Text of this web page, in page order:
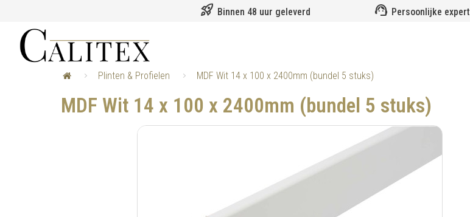
rocket_launch Binnen 48 uur geleverd support_agent Persoonlijke expert
Plinten & Profielen MDF Wit 14 x 100 x 2400mm (bundel 5 stuks)
MDF Wit 14 x 100 x 2400mm (bundel 5 stuks)